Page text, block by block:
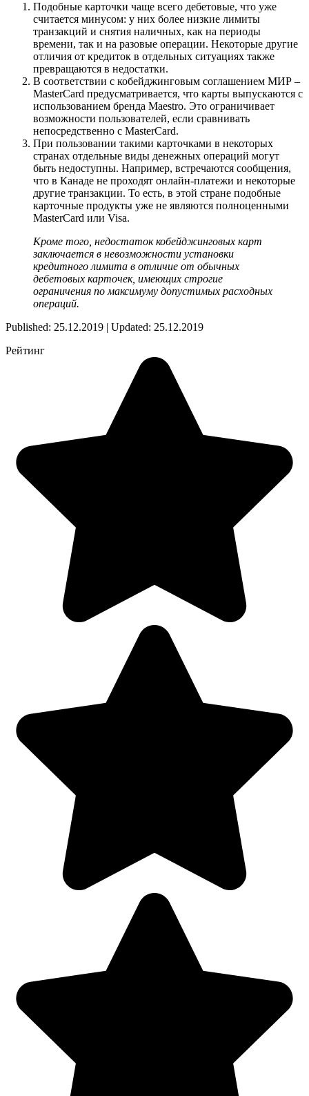
Подобные карточки чаще всего дебетовые, что уже
считается минусом: у них более низкие лимиты
транзакций и снятия наличных, как на периоды
времени, так и на разовые операции. Некоторые другие
отличия от кредиток в отдельных ситуациях также
превращаются в недостатки.
В соответствии с кобейджинговым соглашением МИР –
MasterCard предусматривается, что карты выпускаются с
использованием бренда Maestro. Это ограничивает
возможности пользователей, если сравнивать
непосредственно с MasterCard.
При пользовании такими карточками в некоторых
странах отдельные виды денежных операций могут
быть недоступны. Например, встречаются сообщения,
что в Канаде не проходят онлайн-платежи и некоторые
другие транзакции. То есть, в этой стране подобные
карточные продукты уже не являются полноценными
MasterCard или Visa.
Кроме того, недостаток кобейджинговых карт
заключается в невозможности установки
кредитного лимита в отличие от обычных
дебетовых карточек, имеющих строгие
ограничения по максимуму допустимых расходных
операций.
Published: 25.12.2019 | Updated: 25.12.2019
Рейтинг